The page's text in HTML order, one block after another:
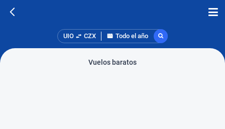
UIO CZX Todo el año
Vuelos baratos